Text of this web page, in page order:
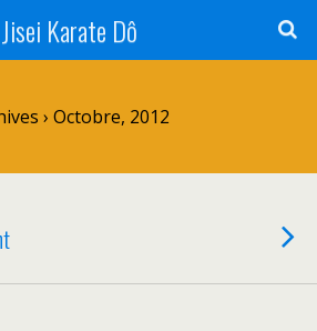
Jisei Karate Dô
› Octobre, 2012